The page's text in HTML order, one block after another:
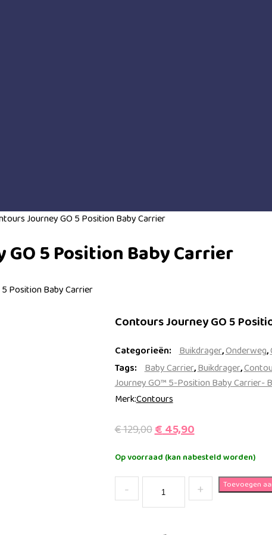
Journey GO 5 Position Baby Carrier
5 Position Baby Carrier
Position Baby Carrier
Contours Journey GO 5
Categorieën: Buikdrager,Onderweg,
Tags: Baby Carrier,Buikdrager,
Journey GO™ 5-Position Baby Carrier-
Merk:Contours
€129,00Oorspronkelijke
was:
€ 129,00.
€45,90Huidige
€ 45,90.
Op voorraad (kan nabesteld worden)
Toevoegen